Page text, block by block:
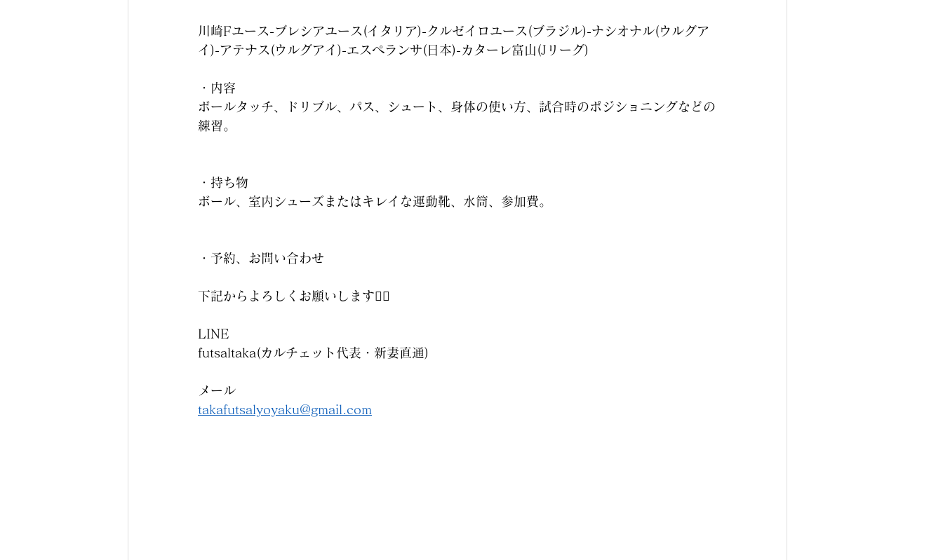
川崎Fユース-ブレシアユース(イタリア)-クルゼイロユース(ブラジル)-ナシオナル(ウルグア
イ)-アテナス(ウルグアイ)-エスペランサ(日本)-カターレ富山(Jリーグ)
・内容
ボールタッチ、ドリブル、パス、シュート、身体の使い方、試合時のポジショニングなどの
練習。
・持ち物
ボール、室内シューズまたはキレイな運動靴、水筒、参加費。
・予約、お問い合わせ
下記からよろしくお願いします🙇‍♀️
LINE
futsaltaka(カルチェット代表・新妻直通)
メール
takafutsalyoyaku@gmail.com